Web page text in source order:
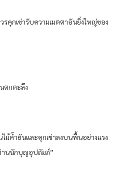
คุกเข่ารับความเมตตาอันยิ่งใหญ่ของ
ตกตะลึง
ไม้ค้ำยันและคุกเข่าลงบนพื้นอย่างแรง
านนักบุญอุปถัมภ์”